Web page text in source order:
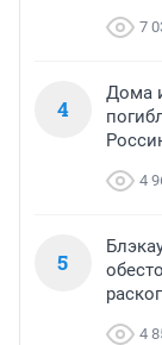
7
4
Дома
4
5
4